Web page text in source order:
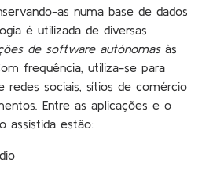
as numa base de dados
é utilizada de diversas
de software autónomasàs
frequência, utiliza-se para
redes sociais, sítios de comércio
Entre as aplicações e o
assistida estão: